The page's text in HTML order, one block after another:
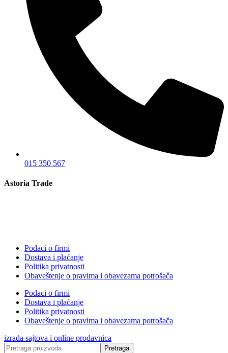
015 350 567
Astoria Trade
Podaci o firmi
Dostava i plaćanje
Politika privatnosti
Obaveštenje o pravima i obavezama potrošača
Podaci o firmi
Dostava i plaćanje
Politika privatnosti
Obaveštenje o pravima i obavezama potrošača
izrada sajtova i online prodavnica
Pretraga